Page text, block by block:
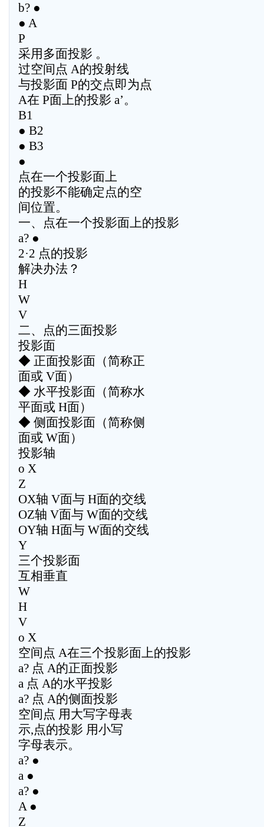
b? ●
● A
P
采用多面投影 。
过空间点 A的投射线
与投影面 P的交点即为点
A在 P面上的投影 a’。
B1
● B2
● B3
●
点在一个投影面上
的投影不能确定点的空
间位置。
一、点在一个投影面上的投影
a? ●
2·2 点的投影
解决办法？
H
W
V
二、点的三面投影
投影面
◆ 正面投影面（简称正
面或 V面）
◆ 水平投影面（简称水
平面或 H面）
◆ 侧面投影面（简称侧
面或 W面）
投影轴
o X
Z
OX轴 V面与 H面的交线
OZ轴 V面与 W面的交线
OY轴 H面与 W面的交线
Y
三个投影面
互相垂直
W
H
V
o X
空间点 A在三个投影面上的投影
a? 点 A的正面投影
a 点 A的水平投影
a? 点 A的侧面投影
空间点 用大写字母表
示,点的投影 用小写
字母表示。
a? ●
a ●
a? ●
A ●
Z